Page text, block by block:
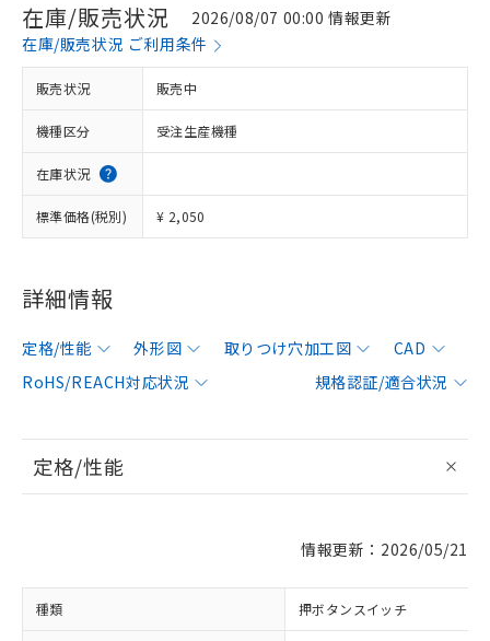
在庫/販売状況
2026/08/07 00:00 情報更新
在庫/販売状況 ご利用条件
販売状況 販売中
機種区分 受注生産機種
在庫状況
標準価格(税別) ¥ 2,050
詳細情報
定格/性能 外形図 取りつけ穴加工図
CAD
RoHS/REACH対応状況
規格認証/適合状況
定格/性能
情報更新：2026/05/21
種類 押ボタンスイッチ